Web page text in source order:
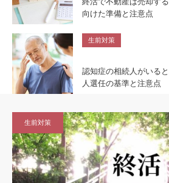
向けた準備と注意点
生前対策
認知症の相続人がいる
人選任の基準と注意点
生前対策